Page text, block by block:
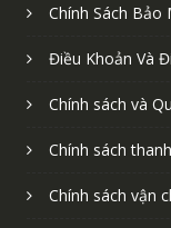
Chính Sách Bảo
Điều Khoản Và
Chính sách và
Chính sách
Chính sách vận